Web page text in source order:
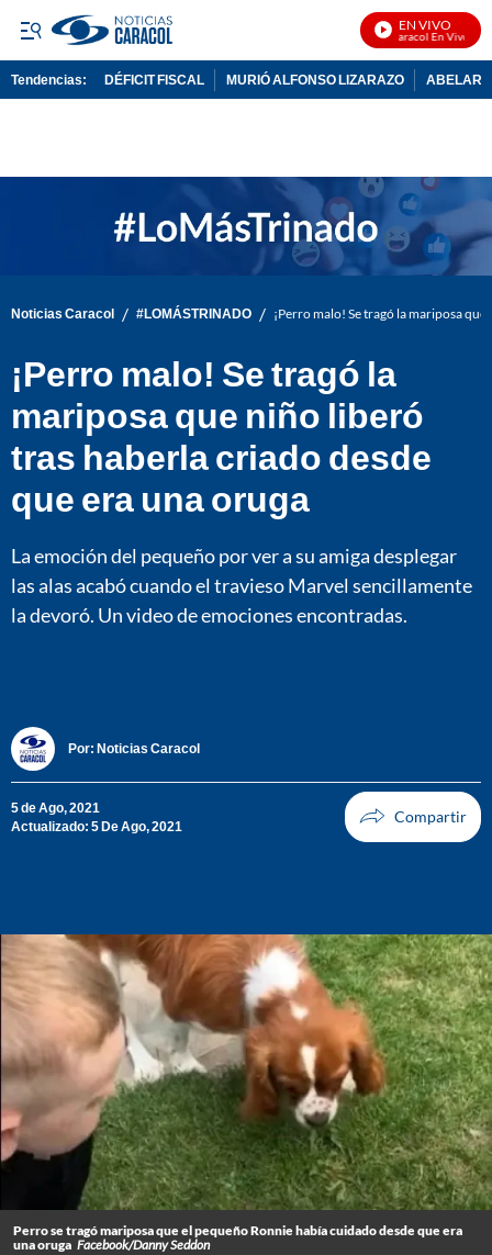
EN VIVO
Noticias Caracol En Vivo
Tendencias: DÉFICIT FISCAL MURIÓ ALFONSO LIZARAZO
Noticias Caracol / #LOMÁSTRINADO / ¡Perro malo! Se tragó la mariposa
¡Perro malo! Se tragó la
mariposa que niño liberó
tras haberla criado desde
que era una oruga
La emoción del pequeño por ver a su amiga desplegar
las alas acabó cuando el travieso Marvel sencillamente
la devoró. Un video de emociones encontradas.
Por: Noticias Caracol
5 de Ago, 2021
Actualizado: 5 De Ago, 2021
Perro se tragó mariposa que el pequeño Ronnie había cuidado desde que era
una oruga Facebook/Danny Seddon